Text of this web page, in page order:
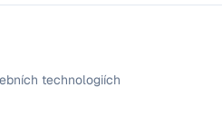
technologiích